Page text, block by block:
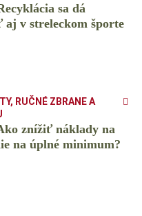
sa dá
v streleckom športe
, RUČNÉ ZBRANE A
znížiť náklady na
na úplné minimum?